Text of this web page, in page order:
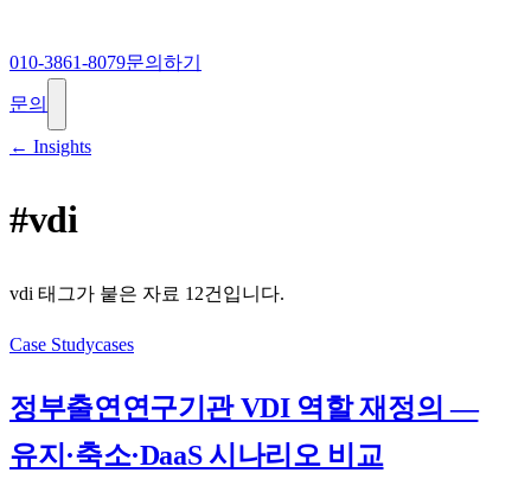
010-3861-8079문의하기
문의
← Insights
#vdi
vdi 태그가 붙은 자료 12건입니다.
Case Studycases
정부출연연구기관 VDI 역할 재정의 —
유지·축소·DaaS 시나리오 비교